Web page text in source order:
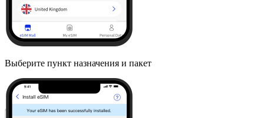
Выберите пункт назначения и пакет